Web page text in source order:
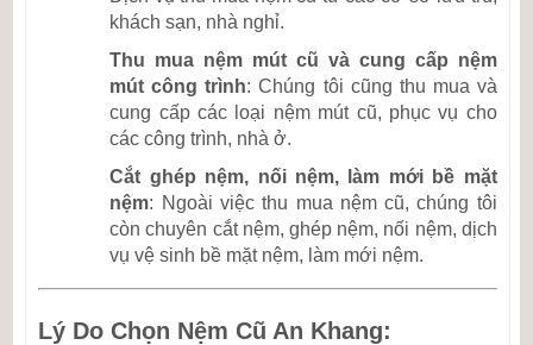
khách sạn, nhà nghỉ.
Thu mua nệm mút cũ và cung cấp nệm
mút công trình: Chúng tôi cũng thu mua và
cung cấp các loại nệm mút cũ, phục vụ cho
các công trình, nhà ở.
Cắt ghép nệm, nối nệm, làm mới bề mặt
nệm: Ngoài việc thu mua nệm cũ, chúng tôi
còn chuyên cắt nệm, ghép nệm, nối nệm, dịch
vụ vệ sinh bề mặt nệm, làm mới nệm.
Lý Do Chọn Nệm Cũ An Khang: